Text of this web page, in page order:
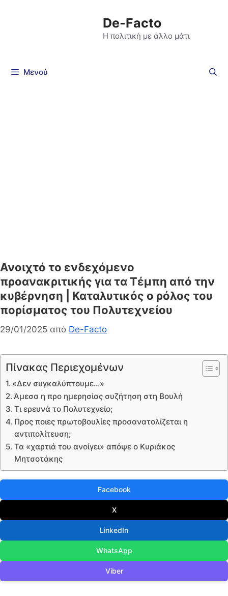
De-Facto
Η πολιτική με άλλο μάτι
Μενού
Ανοιχτό το ενδεχόμενο
προανακριτικής για τα Τέμπη από την
κυβέρνηση | Καταλυτικός ο ρόλος του
πορίσματος του Πολυτεχνείου
29/01/2025 από De-Facto
Πίνακας Περιεχομένων
«Δεν συγκαλύπτουμε…»
Άμεσα η προ ημερησίας συζήτηση στη Βουλή
Τι ερευνά το Πολυτεχνείο;
Προς ποιες πρωτοβουλίες προσανατολίζεται η
αντιπολίτευση;
Τα «χαρτιά του ανοίγει» απόψε ο Κυριάκος
Μητσοτάκης
Facebook
X
LinkedIn
WhatsApp
Viber